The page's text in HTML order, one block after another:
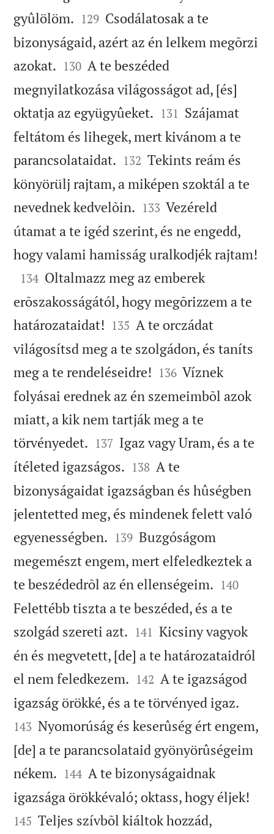
gyûlölöm. 

129 Csodálatosak a te
bizonyságaid, azért az én lelkem megõrzi
azokat. 

130 A te beszéded
megnyilatkozása világosságot ad, [és]
oktatja az együgyûeket. 

131 Szájamat
feltátom és lihegek, mert kivánom a te
parancsolataidat. 

132 Tekints reám és
könyörülj rajtam, a miképen szoktál a te
nevednek kedvelõin. 

133 Vezéreld
útamat a te igéd szerint, és ne engedd,
hogy valami hamisság uralkodjék rajtam!

134 Oltalmazz meg az emberek
erõszakosságától, hogy megõrizzem a te
határozataidat! 

135 A te orczádat
világosítsd meg a te szolgádon, és taníts
meg a te rendeléseidre! 

136 Víznek
folyásai erednek az én szemeimbõl azok
miatt, a kik nem tartják meg a te
törvényedet. 

137 Igaz vagy Uram, és a te
ítéleted igazságos. 

138 A te
bizonyságaidat igazságban és hûségben
jelentetted meg, és mindenek felett való
egyenességben. 

139 Buzgóságom
megemészt engem, mert elfeledkeztek a
te beszédedrõl az én ellenségeim. 

140
Felettébb tiszta a te beszéded, és a te
szolgád szereti azt. 

141 Kicsiny vagyok
én és megvetett, [de] a te határozataidról
el nem feledkezem. 

142 A te igazságod
igazság örökké, és a te törvényed igaz.
143 Nyomorúság és keserûség ért engem,
[de] a te parancsolataid gyönyörûségeim
nékem. 

144 A te bizonyságaidnak
igazsága örökkévaló; oktass, hogy éljek!
145 Teljes szívbõl kiáltok hozzád,